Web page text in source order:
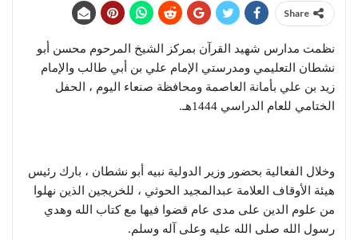
Share
نظمت مدارس شهيد القرآن بمركز الشيخ المرحوم محسن أبو
نشطان التعليمي ومدرستي الإمام علي بن أبي طالب والإمام
زيد بن علي بأمانة العاصمة ومحافظة صنعاء اليوم ، الحفل
الختامي للعام الدراسي 1444هـ.
وخلال الفعالية بحضور وزير الدولية نبيه أبو نشطان ، بارك رئيس
هيئة الأوقاف العلامة عبدالمجيد الحوثي ، للخريجين الذين نهلوا
من علوم الدين على مدى عام قضوا فيها مع كتاب الله وهدي
رسول الله صلى الله عليه وعلى آله وسلم.